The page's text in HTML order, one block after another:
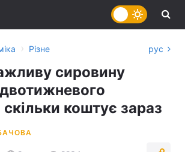
› Різне рус
сировину
скільки коштує зараз